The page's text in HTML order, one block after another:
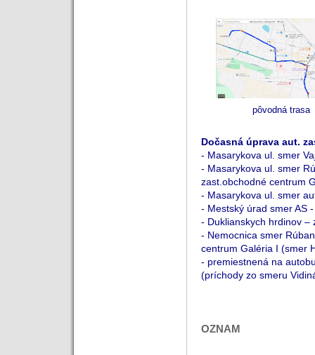
pôvodná trasa
Dočasná úprava aut.
- Masarykova ul. smer
- Masarykova ul. smer
zast.obchodné centrum
- Masarykova ul. smer
- Mestský úrad smer AS
- Duklianskych hrdinov –
- Nemocnica smer
centrum Galéria I (smer
- premiestnená na
(príchody zo smeru
OZNAM